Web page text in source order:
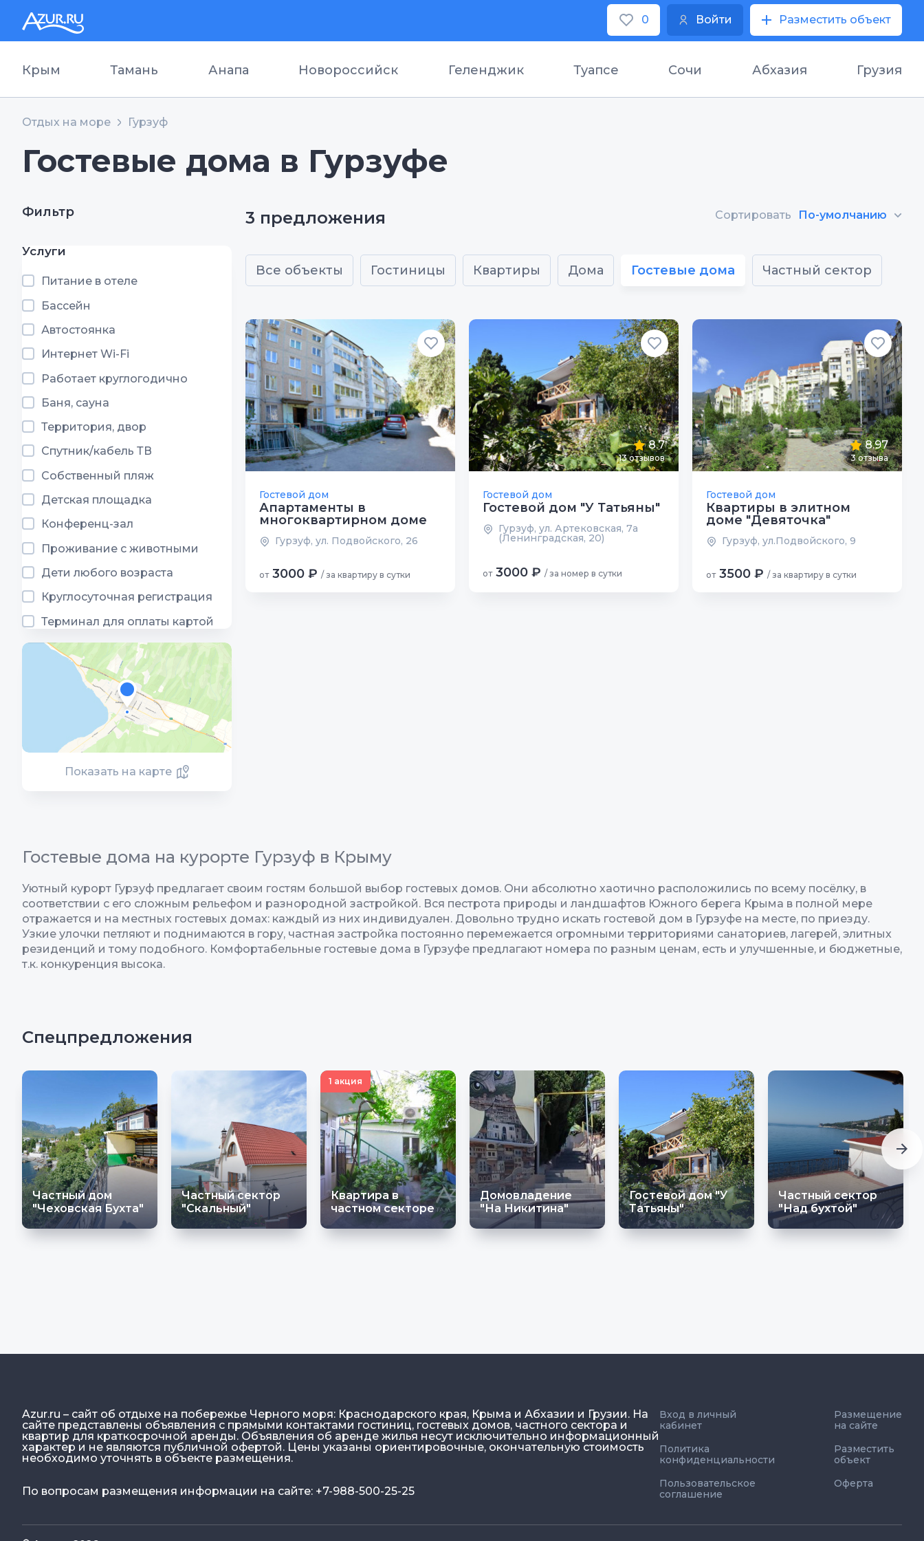
0 Войти Разместить объект
Крым Тамань Анапа Новороссийск Геленджик Туапсе Сочи Абхазия Грузия
Отдых на море Гурзуф
Гостевые дома в Гурзуфе
Фильтр
Услуги
Питание в отеле
Бассейн
Автостоянка
Интернет Wi-Fi
Работает круглогодично
Баня, сауна
Территория, двор
Спутник/кабель ТВ
Собственный пляж
Детская площадка
Конференц-зал
Проживание с животными
Дети любого возраста
Круглосуточная регистрация
Терминал для оплаты картой
Показать на карте
3 предложения Сортировать По-умолчанию
Все объекты Гостиницы Квартиры Дома Гостевые дома Частный сектор
Гостевой дом
Апартаменты в
многоквартирном доме
Гурзуф, ул. Подвойского, 26
от 3000 ₽ / за квартиру в сутки
8.7
13 отзывов
Гостевой дом
Гостевой дом "У Татьяны"
Гурзуф, ул. Артековская, 7а
(Ленинградская, 20)
от 3000 ₽ / за номер в сутки
8.97
3 отзыва
Гостевой дом
Квартиры в элитном
доме "Девяточка"
Гурзуф, ул.Подвойского, 9
от 3500 ₽ / за квартиру в сутки
Гостевые дома на курорте Гурзуф в Крыму
Уютный курорт Гурзуф предлагает своим гостям большой выбор гостевых домов. Они абсолютно хаотично расположились по всему посёлку, в
соответствии с его сложным рельефом и разнородной застройкой. Вся пестрота природы и ландшафтов Южного берега Крыма в полной мере
отражается и на местных гостевых домах: каждый из них индивидуален. Довольно трудно искать гостевой дом в Гурзуфе на месте, по приезду.
Узкие улочки петляют и поднимаются в гору, частная застройка постоянно перемежается огромными территориями санаториев, лагерей, элитных
резиденций и тому подобного. Комфортабельные гостевые дома в Гурзуфе предлагают номера по разным ценам, есть и улучшенные, и бюджетные,
т.к. конкуренция высока.
Спецпредложения
Частный дом
"Чеховская Бухта"
Частный сектор
"Скальный"
Квартира в
частном секторе
1 акция
Домовладение
"На Никитина"
Гостевой дом "У
Татьяны"
Частный сектор
"Над бухтой"
Azur.ru – сайт об отдыхе на побережье Черного моря: Краснодарского края, Крыма и Абхазии и Грузии. На
сайте представлены объявления с прямыми контактами гостиниц, гостевых домов, частного сектора и
квартир для краткосрочной аренды. Объявления об аренде жилья несут исключительно информационный
характер и не являются публичной офертой. Цены указаны ориентировочные, окончательную стоимость
необходимо уточнять в объекте размещения.
По вопросам размещения информации на сайте: +7-988-500-25-25
Вход в личный
кабинет
Политика
конфиденциальности
Пользовательское
соглашение
Размещение
на сайте
Разместить
объект
Оферта